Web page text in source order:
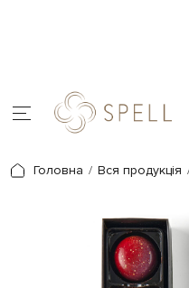
Головна Вся продукція